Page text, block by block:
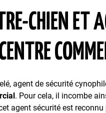
CHIEN ET
agent de sécurité
. Pour cela, il incombe
agent sécurité est